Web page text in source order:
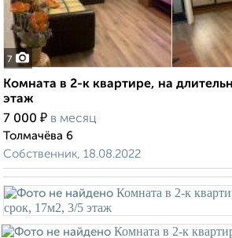
7
Комната в 2-к квартире, на
этаж
7 000 ₽ в месяц
Толмачёва 6
Собственник, 18.08.2022